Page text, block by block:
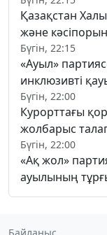
Қазақстан
және
Бүгін, 22:15
«Ауыл»
инклюзивті
Бүгін, 22:00
Курорттағы
жолбарыс
Бүгін, 22:00
«Ақ жол»
ауылының